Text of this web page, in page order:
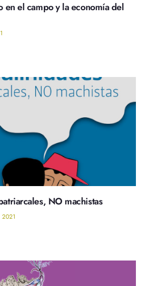
en el campo y la economía del
NO machistas
2021